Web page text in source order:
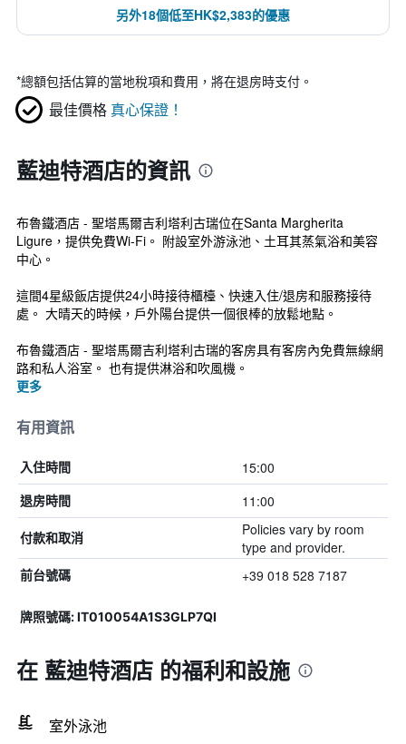
另外18個低至HK$2,383的優惠
*總額包括估算的當地稅項和費用，將在退房時支付。
最佳價格 真心保證！
藍迪特酒店的資訊
布魯鐵酒店 - 聖塔馬爾吉利塔利古瑞位在Santa Margherita
Ligure，提供免費Wi-Fi。 附設室外游泳池、土耳其蒸氣浴和美容
中心。
這間4星級飯店提供24小時接待櫃檯、快速入住/退房和服務接待
處。 大晴天的時候，戶外陽台提供一個很棒的放鬆地點。
布魯鐵酒店 - 聖塔馬爾吉利塔利古瑞的客房具有客房內免費無線網
路和私人浴室。 也有提供淋浴和吹風機。
更多
有用資訊
入住時間 15:00
退房時間 11:00
付款和取消
Policies vary by room
type and provider.
前台號碼 +39 018 528 7187
牌照號碼: IT010054A1S3GLP7QI
在 藍迪特酒店 的福利和設施
室外泳池